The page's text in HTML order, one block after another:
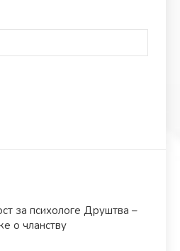
за психологе Друштва –
о чланству